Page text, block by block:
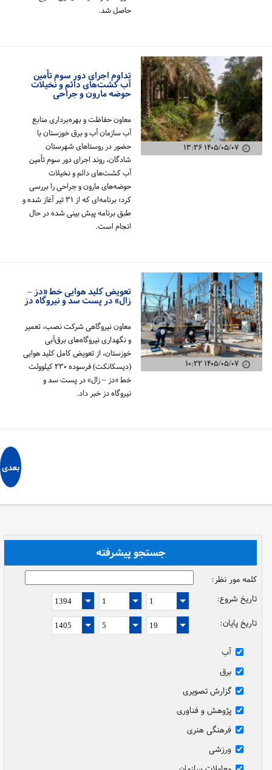
حاصل شد.
۱۴۰۵/۰۵/۰۷ ۱۳:۳۶
تداوم اجرای دور سوم تأمین
آب کشت‌های دائم و نخیلات
حوضه مارون و جراحی
معاون حفاظت و بهره‌برداری منابع
آب سازمان آب و برق خوزستان با
حضور در روستاهای شهرستان
شادگان، روند اجرای دور سوم تأمین
آب کشت‌های دائم و نخیلات
حوضه‌های مارون و جراحی را بررسی
کرد؛ برنامه‌ای که از ۳۱ تیر آغاز شده و
طبق برنامه پیش بینی شده در حال
انجام است.
۱۴۰۵/۰۵/۰۷ ۱۰:۲۲
تعویض کلید هوایی خط «دز –
زال» در پست سد و نیروگاه دز
معاون نیروگاهی شرکت نصب، تعمیر
و نگهداری نیروگاه‌های برق‌آبی
خوزستان، از تعویض کامل کلید هوایی
(دیسکانکت) فرسوده ۲۳۰ کیلوولت
خط «دز – زال» در پست سد و
نیروگاه دز خبر داد.
بعدی
جستجو پیشرفته
کلمه مور نظر:
تاریخ شروع:
تاریخ پایان:
آب
برق
گزارش تصویری
پژوهش و فناوری
فرهنگی هنری
ورزشی